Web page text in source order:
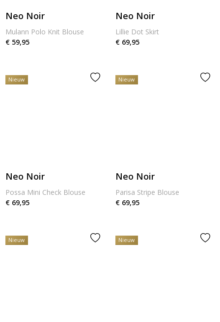
Neo Noir
Mulann Polo Knit Blouse
€ 59,95
Neo Noir
Lillie Dot Skirt
€ 69,95
Nieuw
Neo Noir
Possa Mini Check Blouse
€ 69,95
Nieuw
Neo Noir
Parisa Stripe Blouse
€ 69,95
Nieuw Nieuw